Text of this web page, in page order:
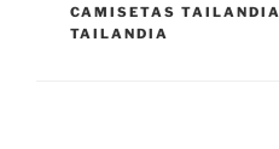
CAMISETAS TAILANDIA
TAILANDIA